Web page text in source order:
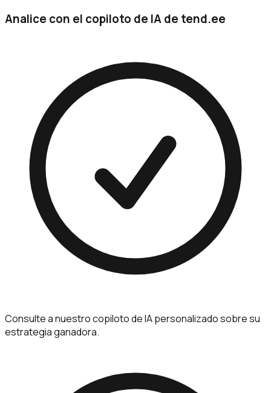
Analice con el copiloto de IA de tend.ee
Consulte a nuestro copiloto de IA personalizado sobre su
estrategia ganadora.